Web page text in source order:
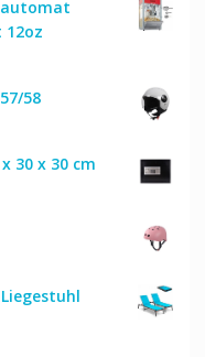
12oz
58
30 x 30 cm